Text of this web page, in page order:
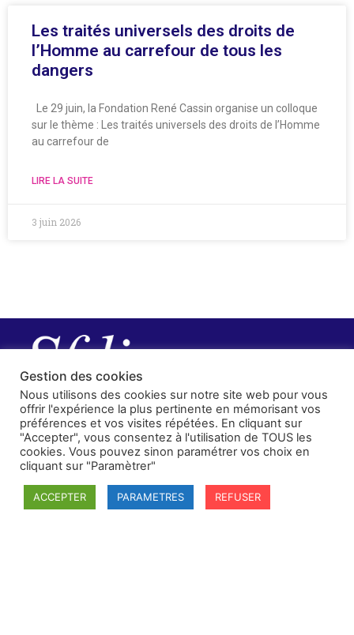
Les traités universels des droits de
l’Homme au carrefour de tous les
dangers
Le 29 juin, la Fondation René Cassin organise un colloque
sur le thème : Les traités universels des droits de l’Homme
au carrefour de
LIRE LA SUITE
3 juin 2026
Gestion des cookies
Nous utilisons des cookies sur notre site web pour vous
offrir l'expérience la plus pertinente en mémorisant vos
préférences et vos visites répétées. En cliquant sur
"Accepter", vous consentez à l'utilisation de TOUS les
cookies. Vous pouvez sinon paramétrer vos choix en
cliquant sur "Paramètrer"
ACCEPTER PARAMETRES REFUSER